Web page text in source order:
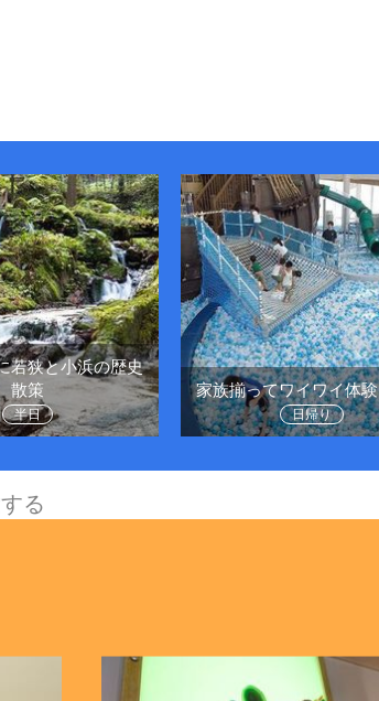
若狭と小浜の歴史
散策
半日
家族揃ってワイワイ体
日帰り
る